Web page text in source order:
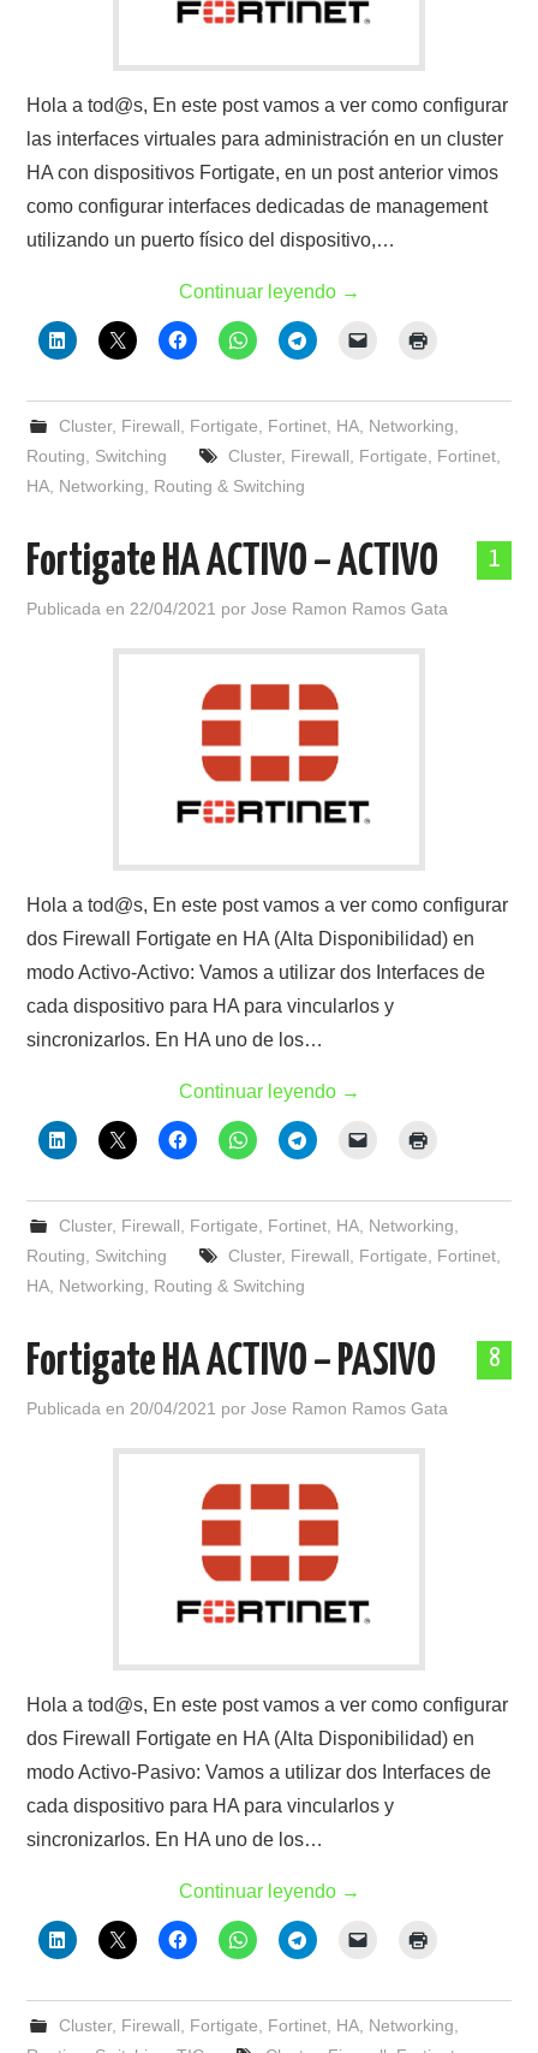
Hola a tod@s, En este post vamos a ver como configurar
las interfaces virtuales para administración en un cluster
HA con dispositivos Fortigate, en un post anterior vimos
como configurar interfaces dedicadas de management
utilizando un puerto físico del dispositivo,…
Continuar leyendo →
Cluster, Firewall Fortigate Fortinet, HA, Networking
Routing
Switching Cluster, Firewall Fortigate Fortinet,
HA Networking Routing & Switching
1
Fortigate HA ACTIVO – ACTIVO
Publicada en 22/04/2021 porJose Ramon Ramos Gata
Hola a tod@s, En este post vamos a ver como configurar
dos Firewall Fortigate en HA (Alta Disponibilidad) en
modo Activo-Activo: Vamos a utilizar dos Interfaces de
cada dispositivo para HA para vincularlos y
sincronizarlos. En HA uno de los…
Continuar leyendo →
Cluster, Firewall Fortigate Fortinet, HA, Networking
Routing
Switching Cluster, Firewall Fortigate Fortinet,
HA Networking Routing & Switching
8
Fortigate HA ACTIVO – PASIVO
Publicada en 20/04/2021 porJose Ramon Ramos Gata
Hola a tod@s, En este post vamos a ver como configurar
dos Firewall Fortigate en HA (Alta Disponibilidad) en
modo Activo-Pasivo: Vamos a utilizar dos Interfaces de
cada dispositivo para HA para vincularlos y
sincronizarlos. En HA uno de los…
Continuar leyendo →
Cluster, Firewall Fortigate Fortinet, HA, Networking